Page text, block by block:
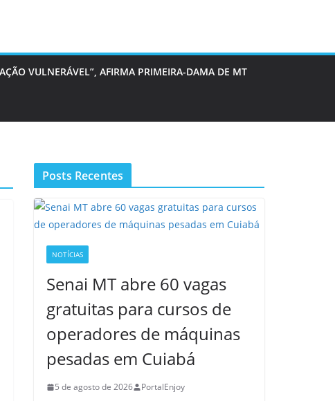
VULNERÁVEL”, AFIRMA PRIMEIRA-DAMA DE MT
Posts Recentes
NOTÍCIAS
Senai MT abre 60 vagas
gratuitas para cursos de
operadores de máquinas
pesadas em Cuiabá
5 de agosto de 2026 PortalEnjoy